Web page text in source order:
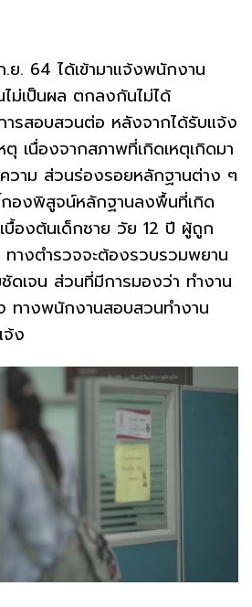
. 64 ได้เข้ามาแจ้งพนักงาน
ม่เป็นผล ตกลงกันไม่ได้
รสอบสวนต่อ หลังจากได้รับแจ้ง
เนื่องจากสภาพที่เกิดเหตุเกิดมา
วาม ส่วนร่องรอยหลักฐานต่าง ๆ
กองพิสูจน์หลักฐานลงพื้นที่เกิด
บื้องต้นเด็กชาย วัย 12 ปี ผู้ถูก
ทางตำรวจจะต้องรวบรวมพยาน
ดเจน ส่วนที่มีการมองว่า ทำงาน
ทางพนักงานสอบสวนทำงาน
ง